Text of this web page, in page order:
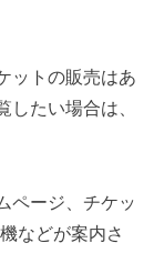
ットの販売はあ
したい場合は、
ページ、チケッ
などが案内さ